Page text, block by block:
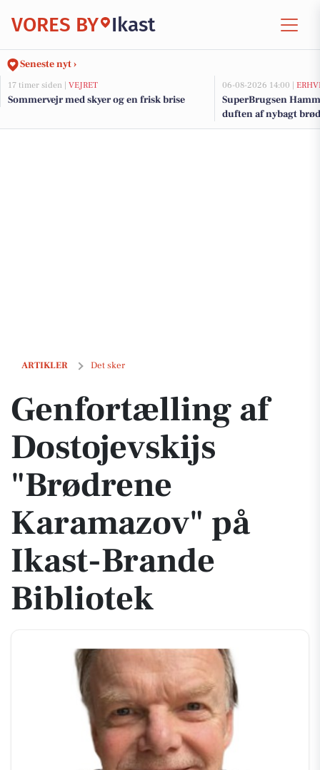
VORES BY Ikast
Seneste nyt ›
17 timer siden | VEJRET
Sommervejr med skyer og en frisk brise
06-08-2026 14:00 |
SuperBrugsen
duften af nybagt brød
ARTIKLER Det sker
Genfortælling af Dostojevskijs "Brødrene Karamazov" på Ikast-
Genfortælling af
Dostojevskijs
"Brødrene
Karamazov" på
Ikast-Brande
Bibliotek